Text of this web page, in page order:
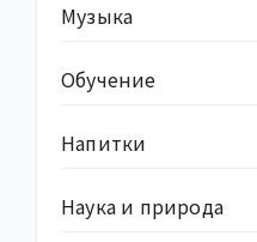
Музыка
Обучение
Напитки
Наука и природа